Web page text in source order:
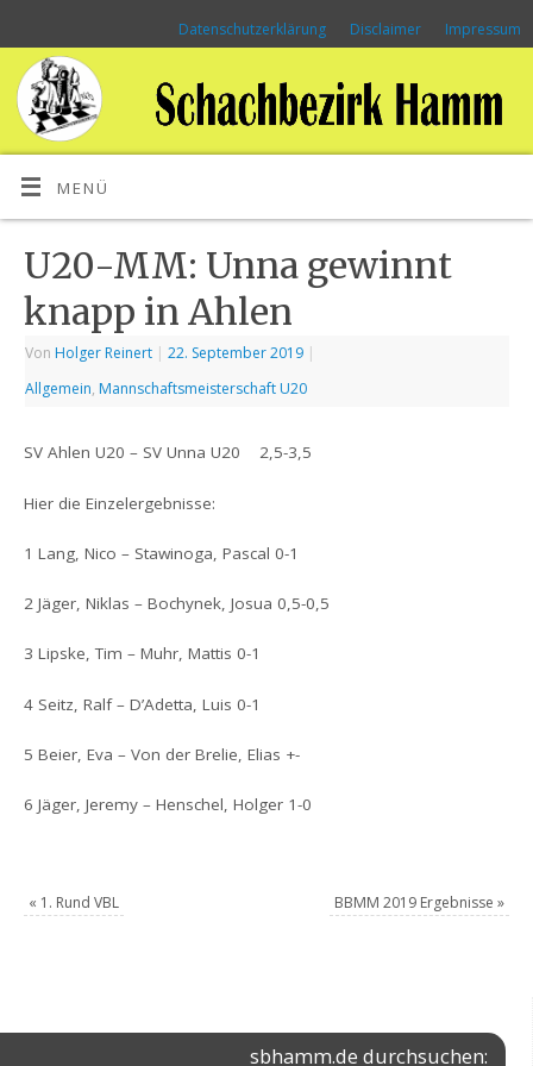
Datenschutzerklärung Disclaimer Impressum
MENÜ
U20-MM: Unna gewinnt
knapp in Ahlen
Von Holger Reinert | 22. September 2019 |
Allgemein, Mannschaftsmeisterschaft U20
SV Ahlen U20 – SV Unna U20 2,5-3,5
Hier die Einzelergebnisse:
1 Lang, Nico – Stawinoga, Pascal 0-1
2 Jäger, Niklas – Bochynek, Josua 0,5-0,5
3 Lipske, Tim – Muhr, Mattis 0-1
4 Seitz, Ralf – D’Adetta, Luis 0-1
5 Beier, Eva – Von der Brelie, Elias +-
6 Jäger, Jeremy – Henschel, Holger 1-0
« 1. Rund VBL BBMM 2019 Ergebnisse »
sbhamm.de durchsuchen: